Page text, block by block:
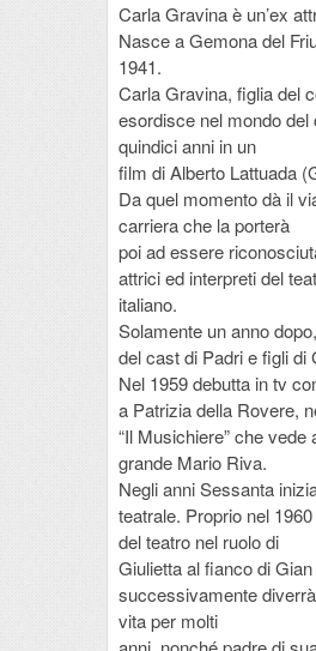
Carla Gravina è un’ex
Nasce a Gemona del
1941.
Carla Gravina, figlia del
esordisce nel mondo del
quindici anni in un
film di Alberto Lattuada
Da quel momento dà il
carriera che la porterà
poi ad essere
attrici ed interpreti del
italiano.
Solamente un anno
del cast di Padri e figli di
Nel 1959 debutta in tv
a Patrizia della Rovere,
“Il Musichiere” che vede
grande Mario Riva.
Negli anni Sessanta
teatrale. Proprio nel
del teatro nel ruolo di
Giulietta al fianco di
successivamente
vita per molti